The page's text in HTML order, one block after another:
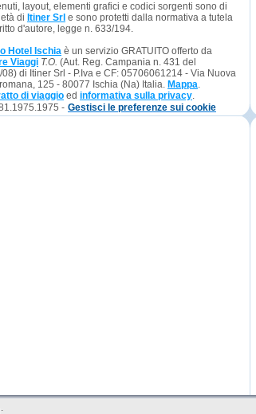
layout, elementi grafici e codici sorgenti sono di
di Itiner Srl e sono protetti dalla normativa a tutela
d'autore, legge n. 633/194.
Hotel Ischia è un servizio GRATUITO offerto da
Viaggi T.O. (Aut. Reg. Campania n. 431 del
08) di Itiner Srl - P.Iva e CF: 05706061214 - Via Nuova
125 - 80077 Ischia (Na) Italia. Mappa.
di viaggio ed informativa sulla privacy.
- Gestisci le preferenze sui cookie